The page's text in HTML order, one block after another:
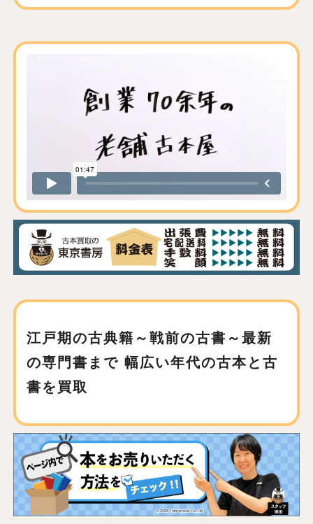
江戸期の古典籍～戦前の古書～最新
の専門書まで 幅広い年代の古本と古
書を買取